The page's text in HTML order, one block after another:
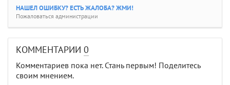
НАШЕЛ ОШИБКУ? ЕСТЬ ЖАЛОБА? ЖМИ!
Пожаловаться администрации
КОММЕНТАРИИ 0
Комментариев пока нет. Стань первым! Поделитесь
своим мнением.